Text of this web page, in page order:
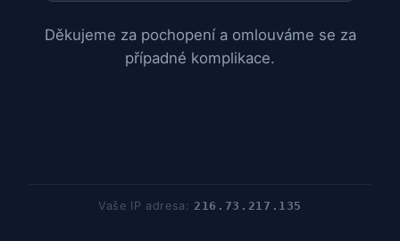
Děkujeme za pochopení a omlouváme se za
případné komplikace.
Vaše IP adresa:216.73.217.135